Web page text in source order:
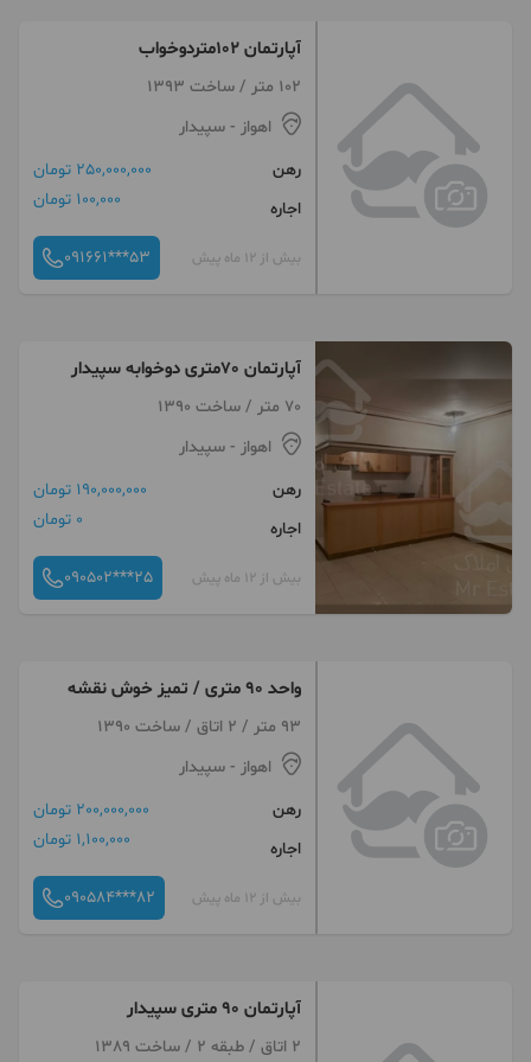
آپارتمان 102متردوخواب
102 متر / ساخت 1393
اهواز - سپیدار
رهن
250,000,000 تومان
اجاره
100,000 تومان
بیش از 12 ماه پیش 091661***53
آپارتمان 70متری دوخوابه سپیدار
70 متر / ساخت 1390
اهواز - سپیدار
رهن
190,000,000 تومان
اجاره
0 تومان
بیش از 12 ماه پیش 090502***25
واحد ۹۰ متری / تمیز خوش نقشه
93 متر / 2 اتاق / ساخت 1390
اهواز - سپیدار
رهن
200,000,000 تومان
اجاره
1,100,000 تومان
بیش از 12 ماه پیش 090584***82
آپارتمان ۹۰ متری سپیدار
2 اتاق / طبقه 2 / ساخت 1389